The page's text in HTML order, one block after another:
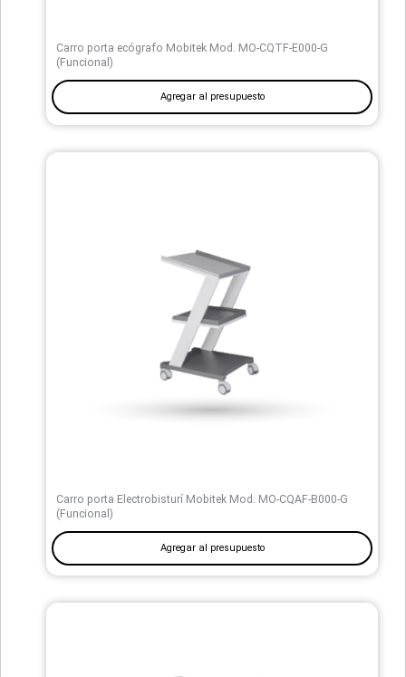
Carro porta ecógrafo Mobitek Mod. MO-CQTF-E000-G
(Funcional)
Agregar al presupuesto
Carro porta Electrobisturí Mobitek Mod. MO-CQAF-B000-G
(Funcional)
Agregar al presupuesto